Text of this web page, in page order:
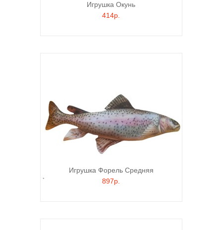
Игрушка Окунь
414р.
Игрушка Форель Средняя
897р.